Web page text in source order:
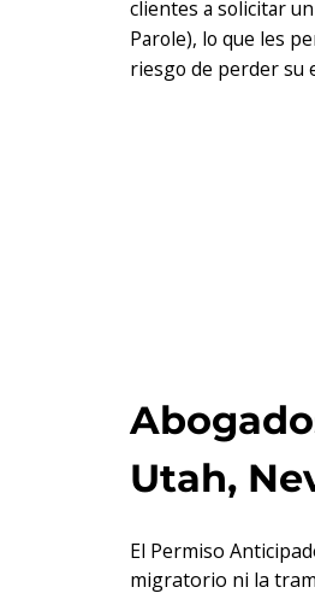
clientes a solicitar
Parole), lo que les
riesgo de perder su
Utah,
El Permiso
migratorio ni la